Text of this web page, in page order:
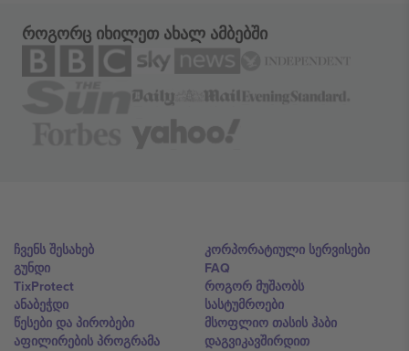
როგორც იხილეთ ახალ ამბებში
ჩვენს შესახებ
გუნდი
TixProtect
ანაბეჭდი
წესები და პირობები
აფილირების პროგრამა
კორპორატიული სერვისები
FAQ
როგორ მუშაობს
სასტუმროები
მსოფლიო თასის ჰაბი
დაგვიკავშირდით